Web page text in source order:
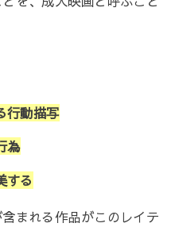
行動描写
為
する
まれる作品がこのレイテ